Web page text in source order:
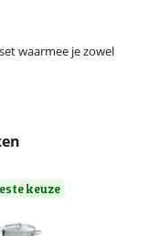
waarmee je zowel
keuze